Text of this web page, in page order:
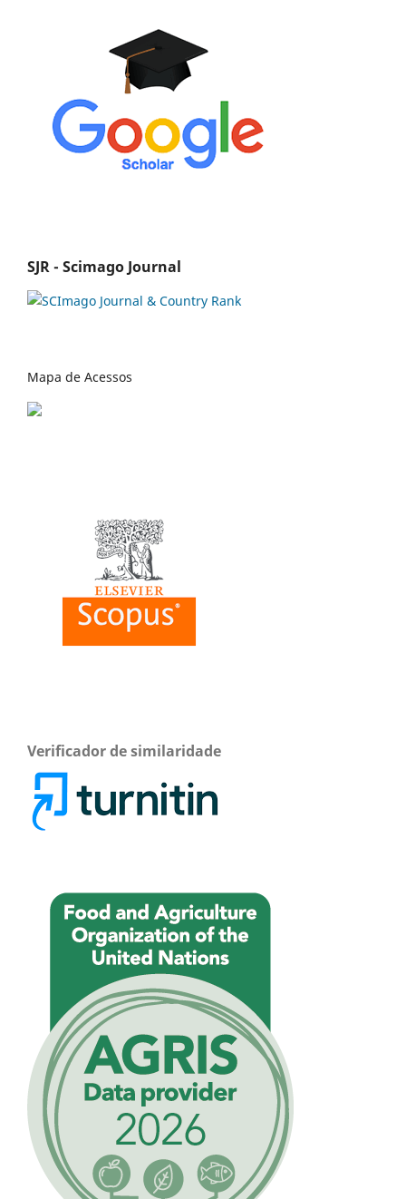
SJR - Scimago Journal
Mapa de Acessos
Verificador de similaridade